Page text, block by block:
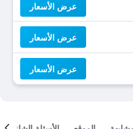
عرض الأسعار
عرض الأسعار
عرض الأسعار